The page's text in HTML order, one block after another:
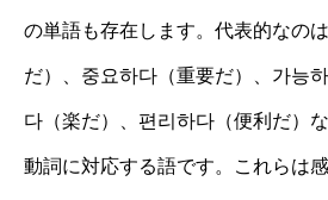
の単語も存在します。代表的なの
だ）、중요하다（重要だ）、가능
다（楽だ）、편리하다（便利だ）
動詞に対応する語です。これらは